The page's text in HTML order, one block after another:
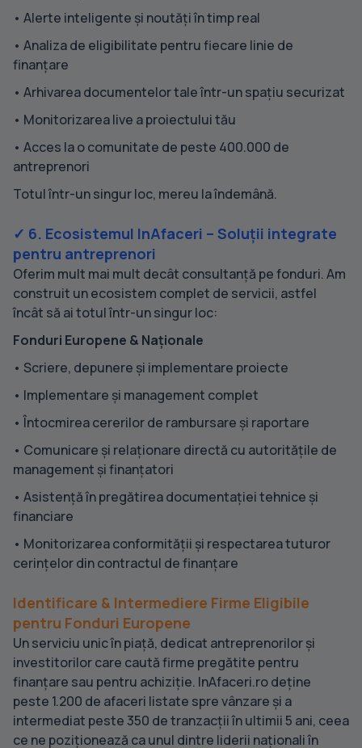
• Alerte inteligente și noutăți în timp real
• Analiza de eligibilitate pentru fiecare linie de
finanțare
• Arhivarea documentelor tale într-un spațiu securizat
• Monitorizarea live a proiectului tău
• Acces la o comunitate de peste 400.000 de
antreprenori
Totul într-un singur loc, mereu la îndemână.
✓ 6. Ecosistemul InAfaceri – Soluții integrate
pentru antreprenori
Oferim mult mai mult decât consultanță pe fonduri. Am
construit un ecosistem complet de servicii, astfel
încât să ai totul într-un singur loc:
Fonduri Europene & Naționale
• Scriere, depunere și implementare proiecte
• Implementare și management complet
• Întocmirea cererilor de rambursare și raportare
• Comunicare și relaționare directă cu autoritățile de
management și finanțatori
• Asistență în pregătirea documentației tehnice și
financiare
• Monitorizarea conformității și respectarea tuturor
cerințelor din contractul de finanțare
Identificare & Intermediere Firme Eligibile
pentru Fonduri Europene
Un serviciu unic în piață, dedicat antreprenorilor și
investitorilor care caută firme pregătite pentru
finanțare sau pentru achiziție. InAfaceri.ro deține
peste 1.200 de afaceri listate spre vânzare și a
intermediat peste 350 de tranzacții în ultimii 5 ani, ceea
ce ne poziționează ca unul dintre liderii naționali în